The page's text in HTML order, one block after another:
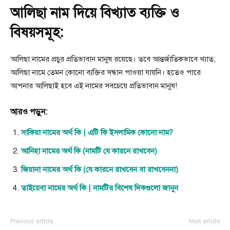
আলিছা নাম দিয়ে বিখ্যাত ব্যক্তি ও
বিষয়সমূহ:
আলিছা নামের প্রচুর প্রতিভাবান মানুষ রয়েছে। তবে আন্তর্জাতিকভাবে খ্যাত,
আলিছা নামে তেমন কোনো ব্যক্তির সন্ধান পাওয়া যায়নি। হতেও পারে
আপনার আলিছাই হবে এই নামের সবচেয়ে প্রতিভাবান মানুষ!
আরও পড়ুন:
সাকিয়া নামের অর্থ কি | এটি কি ইসলামিক কোনো নাম?
আনিহা নামের অর্থ কি (নামটি যে কারনে রাখবেন)
জিয়ানা নামের অর্থ কি (যে কারনে রাখবেন বা রাখবেননা)
তাইয়েবা নামের অর্থ কি | নামটির বিশেষ দিকগুলো জানুন
Previous article Next article